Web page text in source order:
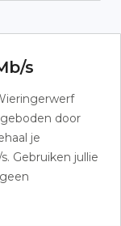
s
door
je
Gebruiken jullie